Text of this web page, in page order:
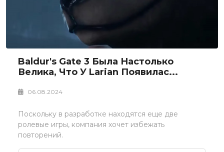
Baldur's Gate 3 Была Настолько
Велика, Что У Larian Появилас...
06.08.2024
Поскольку в разработке находятся еще две
ролевые игры, компания хочет избежать
повторений.